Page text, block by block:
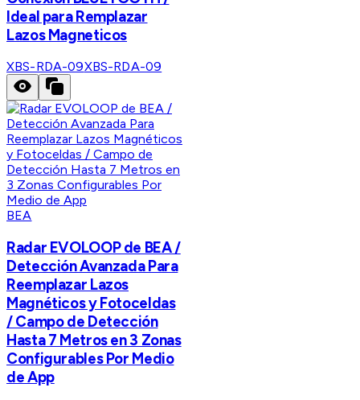
Ideal para Remplazar
Lazos Magneticos
XBS-RDA-09XBS-RDA-09
BEA
Radar EVOLOOP de BEA /
Detección Avanzada Para
Reemplazar Lazos
Magnéticos y Fotoceldas
/ Campo de Detección
Hasta 7 Metros en 3 Zonas
Configurables Por Medio
de App